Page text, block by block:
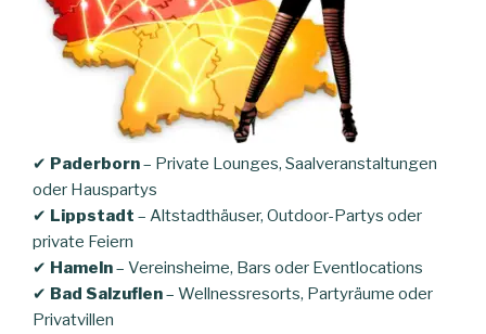
✔ Paderborn– Private Lounges, Saalveranstaltungen
oder Hauspartys
✔ Lippstadt – Altstadthäuser, Outdoor-Partys oder
private Feiern
✔ Hameln– Vereinsheime, Bars oder Eventlocations
✔ Bad Salzuflen– Wellnessresorts, Partyräume oder
Privatvillen